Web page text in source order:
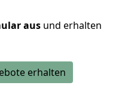
aus und erhalten
erhalten